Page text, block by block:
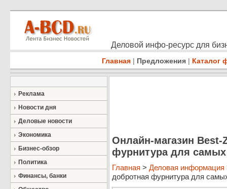
Деловой инфо-ресурс для
Главная | Предложения | Каталог
Реклама
Новости дня
Деловые новости
Экономика
Бизнес-обзор
Политика
Финансы, банки
Онлайн-магазин Best-
фурнитура для
Главная > Деловая информация
добротная фурнитура для